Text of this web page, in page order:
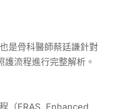
是骨科醫師蔡廷謙針對
護流程進行完整解析。
（ERAS, Enhanced